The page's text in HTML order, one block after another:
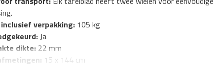
verpakking:105 kg
Ja
dikte: 22 mm
15 x 144 cm